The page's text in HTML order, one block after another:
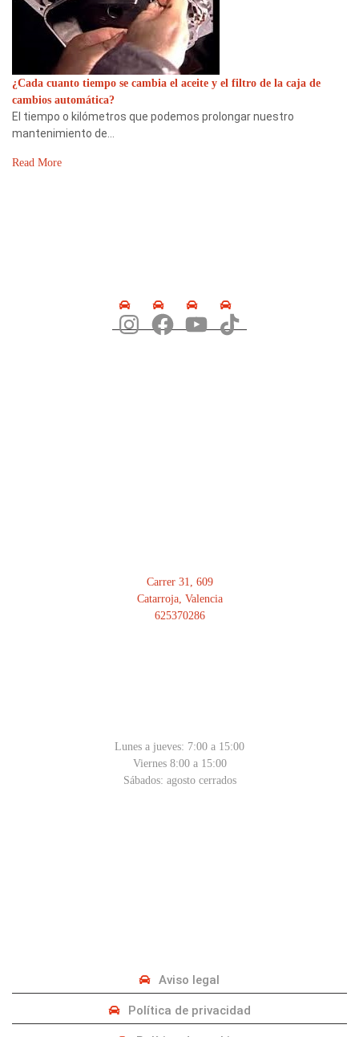
¿Cada cuanto tiempo se cambia el aceite y el filtro de la caja de
cambios automática?
El tiempo o kilómetros que podemos prolongar nuestro
mantenimiento de…
Read More
Carrer 31, 609
Catarroja, Valencia
625370286
Lunes a jueves: 7:00 a 15:00
Viernes 8:00 a 15:00
Sábados: agosto cerrados
Aviso legal
Política de privacidad